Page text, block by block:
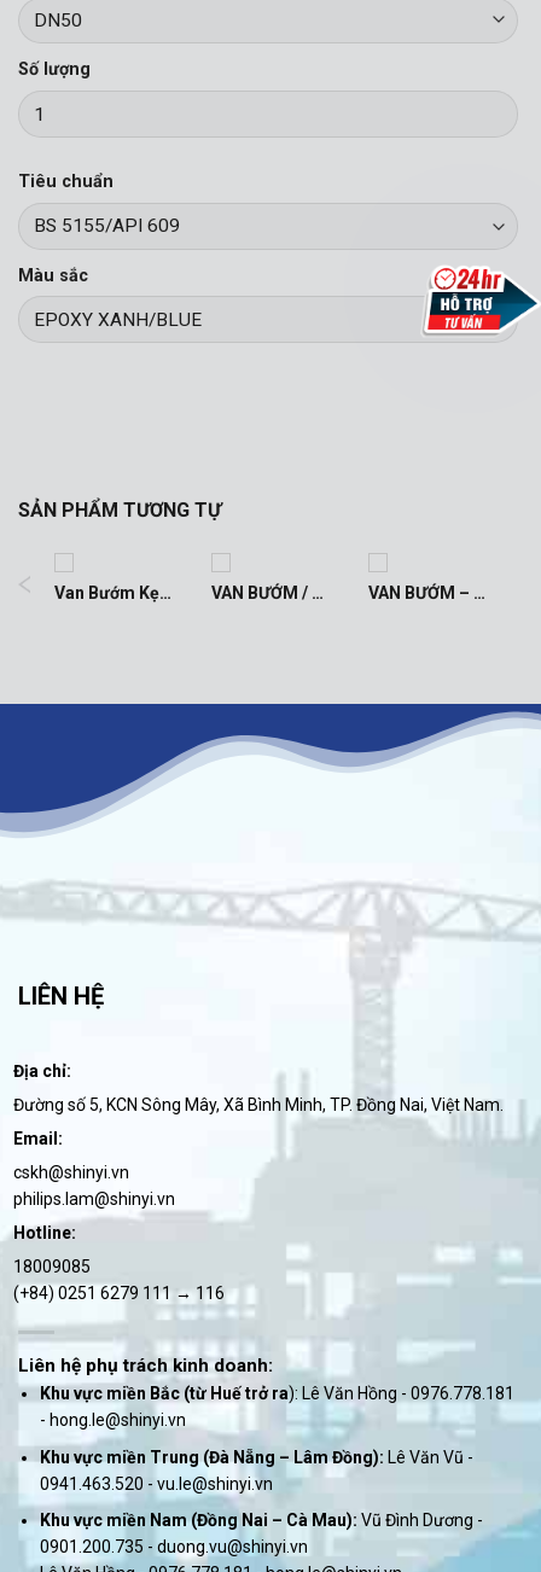
Số lượng
Tiêu chuẩn
Màu sắc
SẢN PHẨM TƯƠNG TỰ
Van Bướm Kẹp Tay Quay VAN BƯỚM / BUTTERFLY VALVE VAN BƯỚM – TAY GẠT / BUTTERFLY VALVE
LIÊN HỆ
Địa chỉ:
Đường số 5, KCN Sông Mây, Xã Bình Minh, TP. Đồng Nai, Việt Nam.
Email:
cskh@shinyi.vn
philips.lam@shinyi.vn
Hotline:
18009085
(+84) 0251 6279 111 → 116
Liên hệ phụ trách kinh doanh:
Khu vực miền Bắc (từ Huế trở ra): Lê Văn Hồng - 0976.778.181
- hong.le@shinyi.vn
Khu vực miền Trung (Đà Nẵng – Lâm Đồng): Lê Văn Vũ -
0941.463.520 - vu.le@shinyi.vn
Khu vực miền Nam (Đồng Nai – Cà Mau): Vũ Đình Dương -
0901.200.735 - duong.vu@shinyi.vn